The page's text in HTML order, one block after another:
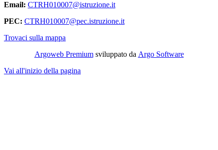
Email: CTRH010007@istruzione.it
PEC: CTRH010007@pec.istruzione.it
Trovaci sulla mappa
Argoweb Premiumsviluppato da Argo Software
Vai all'inizio della pagina